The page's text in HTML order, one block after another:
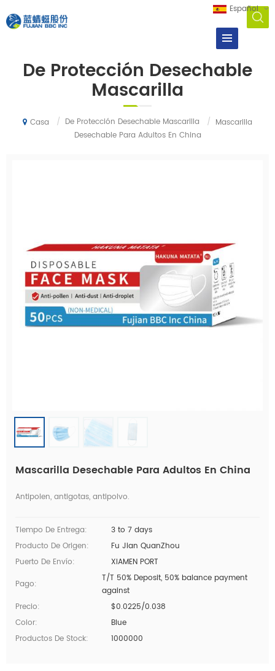
Español
De Protección Desechable
Mascarilla
Casa / De Protección Desechable Mascarilla / Mascarilla
Desechable Para Adultos En China
Mascarilla Desechable Para Adultos En China
Antipolen, antigotas, antipolvo.
Tiempo De Entrega:
3 to 7 days
Producto De Origen:
Fu Jian QuanZhou
Puerto De Envío:
XIAMEN PORT
Pago:
T/T 50% Deposit, 50% balance payment
against
Precio:
$0.0225/0.038
Color:
Blue
Productos De Stock:
1000000